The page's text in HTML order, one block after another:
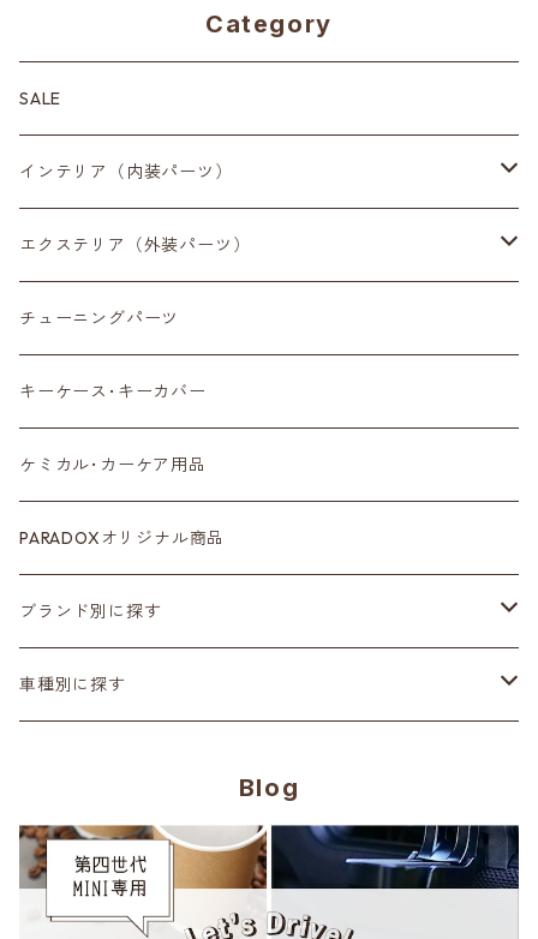
Category
SALE
インテリア（内装パーツ）
収納小物
スマートフォン
センターディスプレイ
ルームミラー
カラーシートベルト
カーボン
ステアリング
CABANA
CRAFTPLUS
フロアマット
エクステリア（外装パーツ）
サイドミラー
アンテナ
タイヤ
ホイール
サスペンション･車高調
ヘッドランプ
ブラックアウト
カーボン
チューニングパーツ
キーケース･キーカバー
ケミカル･カーケア用品
PARADOXオリジナル商品
ブランド別に探す
Adam’ｓ Polishes
Amistad leather
CABANA
車種別に探す
第二世代 R55~61
第三世代 F54/55/56/57/60
Blog